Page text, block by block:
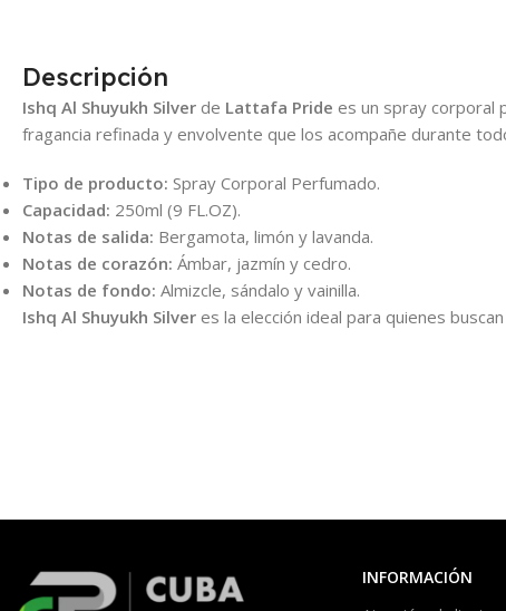
Descripción
Ishq Al Shuyukh Silver de Lattafa Pride es un spray corporal
fragancia refinada y envolvente que los acompañe durante
Tipo de producto: Spray Corporal Perfumado.
Capacidad: 250ml (9 FL.OZ).
Notas de salida: Bergamota, limón y lavanda.
Notas de corazón: Ámbar, jazmín y cedro.
Notas de fondo: Almizcle, sándalo y vainilla.
Ishq Al Shuyukh Silver es la elección ideal para quienes
INFORMACIÓN